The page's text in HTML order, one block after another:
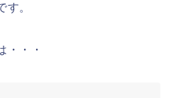
す。
・・・